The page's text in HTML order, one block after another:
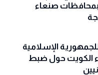
صنعاء
للجمهورية الإسلامية
الكويت حول ضبط